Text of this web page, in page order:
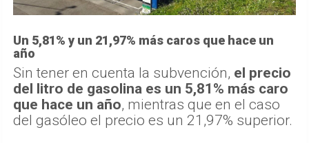
Un 5,81% y un 21,97% más caros que hace un
año
Sin tener en cuenta la subvención, el precio
del litro de gasolina es un 5,81% más caro
que hace un año, mientras que en el caso
del gasóleo el precio es un 21,97% superior.